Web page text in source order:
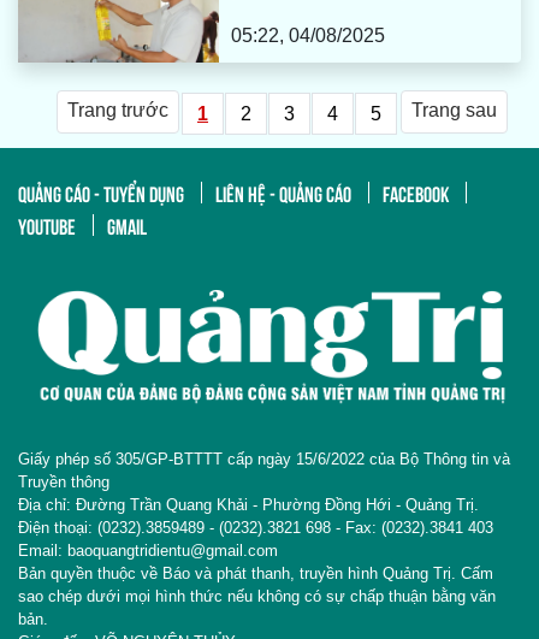
05:22, 04/08/2025
Trang trước 1 2 3 4 5 Trang sau
QUẢNG CÁO - TUYỂN DỤNG LIÊN HỆ - QUẢNG CÁO
FACEBOOK
YOUTUBE
GMAIL
Giấy phép số 305/GP-BTTTT cấp ngày 15/6/2022 của Bộ Thông tin và
Truyền thông
Địa chỉ: Đường Trần Quang Khải - Phường Đồng Hới - Quảng Trị.
Điện thoại: (0232).3859489 - (0232).3821 698 - Fax: (0232).3841 403
Email: baoquangtridientu@gmail.com
Bản quyền thuộc về Báo và phát thanh, truyền hình Quảng Trị. Cấm
sao chép dưới mọi hình thức nếu không có sự chấp thuận bằng văn
bản.